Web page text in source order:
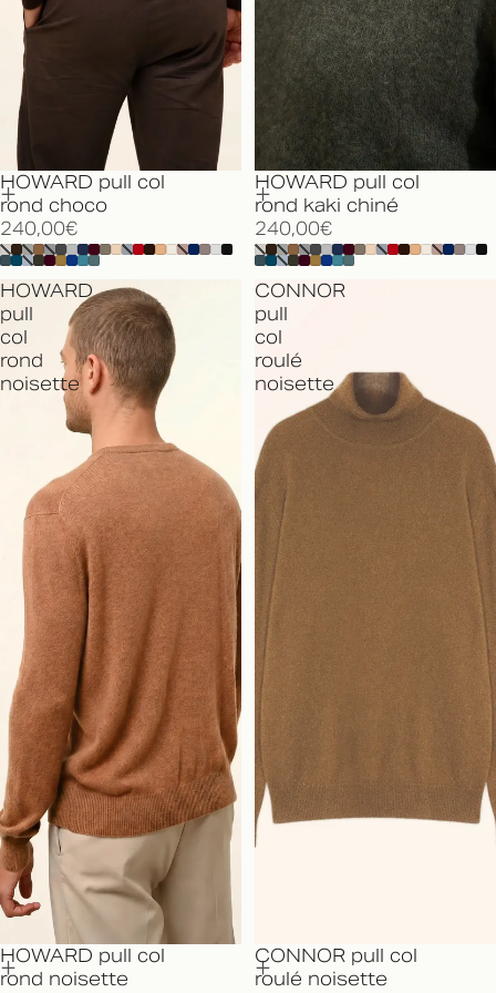
HOWARD pull col
rond choco
240,00€
HOWARD pull col
rond kaki chiné
240,00€
HOWARD
pull
col
rond
noisette
HOWARD pull col
rond noisette
CONNOR
pull
col
roulé
noisette
CONNOR pull col
roulé noisette